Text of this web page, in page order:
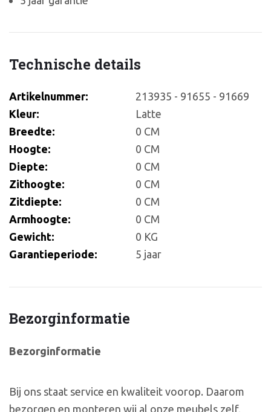
Technische details
Artikelnummer:
213935 - 91655 - 91669
Kleur:
Latte
Breedte:
0 CM
Hoogte:
0 CM
Diepte:
0 CM
Zithoogte:
0 CM
Zitdiepte:
0 CM
Armhoogte:
0 CM
Gewicht:
0 KG
Garantieperiode:
5 jaar
Bezorginformatie
Bezorginformatie
Bij ons staat service en kwaliteit voorop. Daarom
bezorgen en monteren wij al onze meubels zelf,